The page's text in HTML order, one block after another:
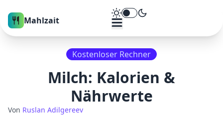
Mahlzait Theme umschalten
Kostenloser Rechner
Milch: Kalorien &
Nährwerte
Von Ruslan Adilgereev